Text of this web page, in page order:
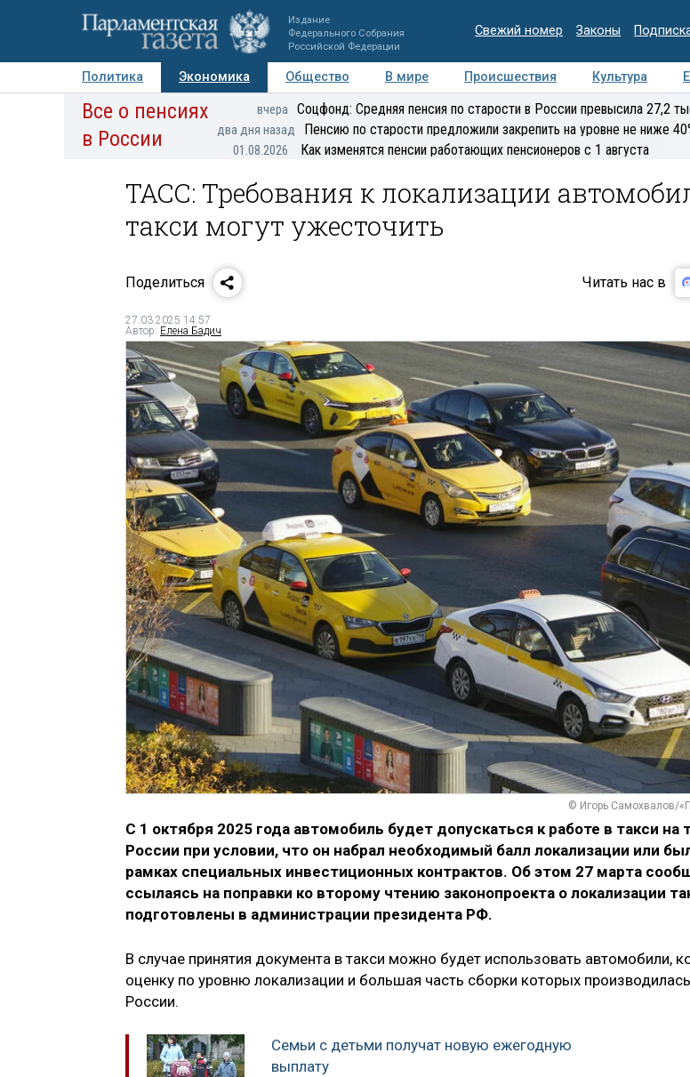
Издание
Федерального Собрания
Российской Федерации
Свежий номер Законы
Политика Экономика Общество В мире Происшествия Культура
Авторы Персоны Мнения Регионы Медиацентр Интервью
Все о пенсиях
в России
вчера Соцфонд: Средняя пенсия по старости в России превысила 27,2
два дня назад Пенсию по старости предложили закрепить на уровне не ниже
01.08.2026 Как изменятся пенсии работающих пенсионеров с 1 августа
ТАСС: Требования к локализации
такси могут ужесточить
Поделиться Читать нас в
27.03.2025 14:57
Автор: Елена Бадич
© Игорь Самохвалов/
С 1 октября 2025 года автомобиль будет допускаться к работе в такси на
России при условии, что он набрал необходимый балл локализации или
рамках специальных инвестиционных контрактов. Об этом 27 марта
ссылаясь на поправки ко второму чтению законопроекта о локализации
подготовлены в администрации президента РФ.
В случае принятия документа в такси можно будет использовать автомобили,
оценку по уровню локализации и большая часть сборки которых
России.
Семьи с детьми получат новую ежегодную
выплату